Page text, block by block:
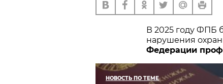
В 2025 году ФПБ
нарушения
Федерации
НОВОСТЬ ПО ТЕМЕ